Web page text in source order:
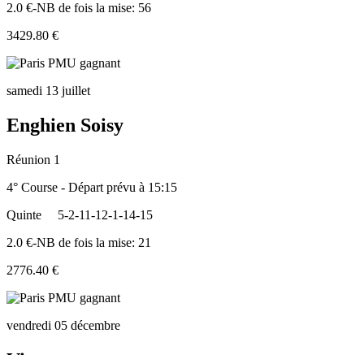
2.0 €-NB de fois la mise: 56
3429.80 €
samedi 13 juillet
Enghien Soisy
Réunion 1
4° Course - Départ prévu à 15:15
Quinte
5-2-11-12-1-14-15
2.0 €-NB de fois la mise: 21
2776.40 €
vendredi 05 décembre